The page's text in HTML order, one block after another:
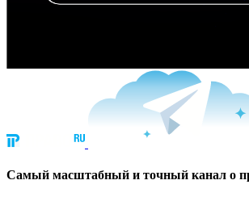
Cамый масштабный и точный канал о